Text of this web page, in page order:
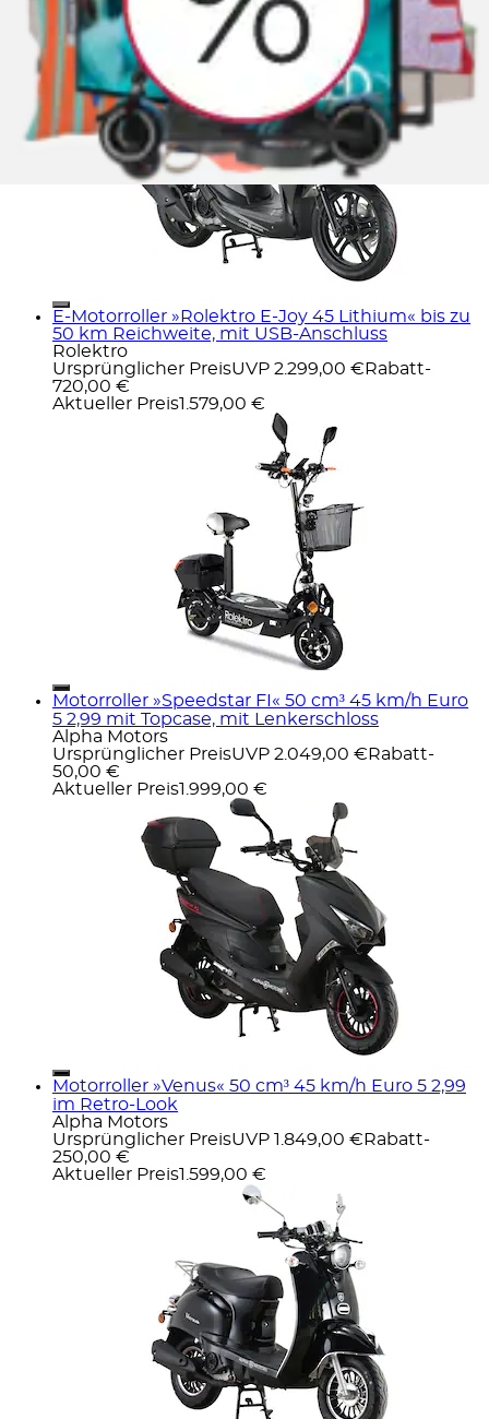
Aktueller Preis
2.599,00 €
E-Motorroller »Rolektro E-Joy 45 Lithium« bis zu
50 km Reichweite, mit USB-Anschluss
Rolektro
Ursprünglicher PreisUVP 2.299,00 € Rabatt-
720,00 €
Aktueller Preis1.579,00 €
Motorroller »Speedstar FI« 50 cm³ 45 km/h Euro
5 2,99 mit Topcase, mit Lenkerschloss
Alpha Motors
Ursprünglicher PreisUVP 2.049,00 € Rabatt-
50,00 €
Aktueller Preis1.999,00 €
Motorroller »Venus« 50 cm³ 45 km/h Euro 5 2,99
im Retro-Look
Alpha Motors
Ursprünglicher PreisUVP 1.849,00 € Rabatt-
250,00 €
Aktueller Preis1.599,00 €